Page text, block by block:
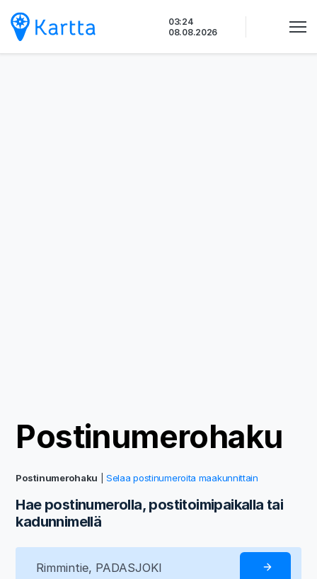
sisältöön
03:24
08.08.2026
Postinumerohaku
Postinumerohaku |Selaa postinumeroita maakunnittain
Hae postinumerolla, postitoimipaikalla tai
kadunnimellä